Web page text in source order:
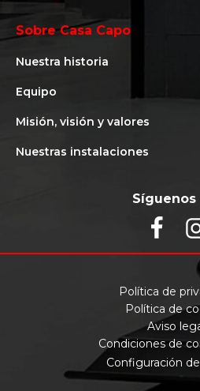
Sobre Casa Capo
Nuestra historia
Equipo
Misión, visión y valores
Nuestras instalaciones
Síguenos
Política de
Política de
Aviso
Condiciones de
Configuración